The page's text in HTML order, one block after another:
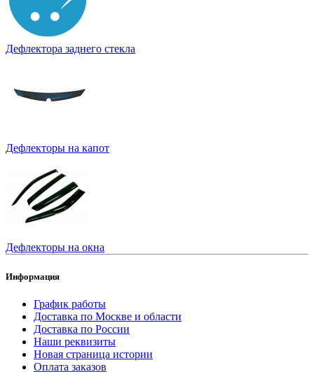
Дефлектора заднего стекла
Дефлекторы на капот
Дефлекторы на окна
Информация
График работы
Доставка по Москве и области
Доставка по России
Наши реквизиты
Новая страница истории
Оплата заказов